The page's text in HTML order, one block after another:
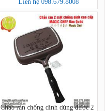
x 20호
Liên hệ 098.679.8008
Chảo rán chống dính dùng được 2